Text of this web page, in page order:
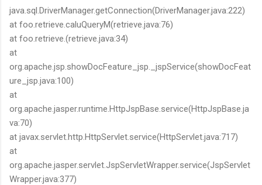
java.sql.DriverManager.getConnection(DriverManager.java:222)
at foo.retrieve.caluQueryM(retrieve.java:76)
at foo.retrieve. (retrieve.java:34)
at
org.apache.jsp.showDocFeature_jsp._jspService(showDocFeat
ure_jsp.java:100)
at
org.apache.jasper.runtime.HttpJspBase.service(HttpJspBase.ja
va:70)
at javax.servlet.http.HttpServlet.service(HttpServlet.java:717)
at
org.apache.jasper.servlet.JspServletWrapper.service(JspServlet
Wrapper.java:377)